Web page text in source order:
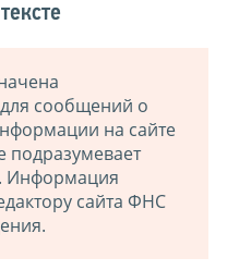
сообщений о
на сайте
Информация
сайта ФНС